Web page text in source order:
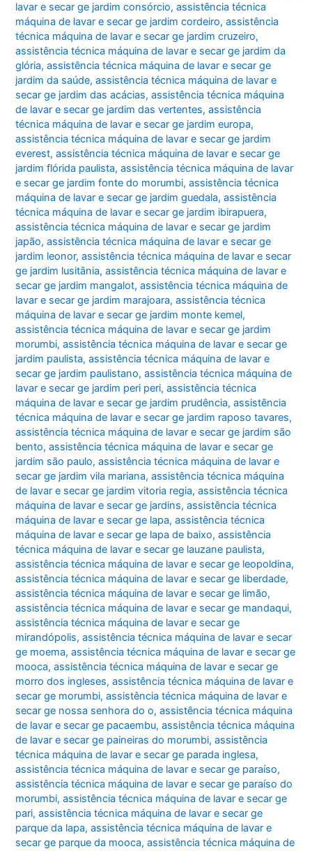
lavar e secar ge jardim consórcio,assistência técnica
máquina de lavar e secar ge jardim cordeiro,assistência
técnica máquina de lavar e secar ge jardim cruzeiro,
assistência técnica máquina de lavar e secar ge jardim da
glória,assistência técnica máquina de lavar e secar ge
jardim da saúde,assistência técnica máquina de lavar e
secar ge jardim das acácias,assistência técnica máquina
de lavar e secar ge jardim das vertentes,assistência
técnica máquina de lavar e secar ge jardim europa,
assistência técnica máquina de lavar e secar ge jardim
everest,assistência técnica máquina de lavar e secar ge
jardim flórida paulista,assistência técnica máquina de lavar
e secar ge jardim fonte do morumbi,assistência técnica
máquina de lavar e secar ge jardim guedala,assistência
técnica máquina de lavar e secar ge jardim ibirapuera,
assistência técnica máquina de lavar e secar ge jardim
japão,assistência técnica máquina de lavar e secar ge
jardim leonor,assistência técnica máquina de lavar e secar
ge jardim lusitânia,assistência técnica máquina de lavar e
secar ge jardim mangalot,assistência técnica máquina de
lavar e secar ge jardim marajoara,assistência técnica
máquina de lavar e secar ge jardim monte kemel,
assistência técnica máquina de lavar e secar ge jardim
morumbi,assistência técnica máquina de lavar e secar ge
jardim paulista,assistência técnica máquina de lavar e
secar ge jardim paulistano,assistência técnica máquina de
lavar e secar ge jardim peri peri,assistência técnica
máquina de lavar e secar ge jardim prudência,assistência
técnica máquina de lavar e secar ge jardim raposo tavares,
assistência técnica máquina de lavar e secar ge jardim são
bento,assistência técnica máquina de lavar e secar ge
jardim são paulo,assistência técnica máquina de lavar e
secar ge jardim vila mariana,assistência técnica máquina
de lavar e secar ge jardim vitoria regia,assistência técnica
máquina de lavar e secar ge jardins,assistência técnica
máquina de lavar e secar ge lapa,assistência técnica
máquina de lavar e secar ge lapa de baixo,assistência
técnica máquina de lavar e secar ge lauzane paulista,
assistência técnica máquina de lavar e secar ge leopoldina,
assistência técnica máquina de lavar e secar ge liberdade,
assistência técnica máquina de lavar e secar ge limão,
assistência técnica máquina de lavar e secar ge mandaqui,
assistência técnica máquina de lavar e secar ge
mirandópolis,assistência técnica máquina de lavar e secar
ge moema,assistência técnica máquina de lavar e secar ge
mooca,assistência técnica máquina de lavar e secar ge
morro dos ingleses,assistência técnica máquina de lavar e
secar ge morumbi,assistência técnica máquina de lavar e
secar ge nossa senhora do o,assistência técnica máquina
de lavar e secar ge pacaembu,assistência técnica máquina
de lavar e secar ge paineiras do morumbi,assistência
técnica máquina de lavar e secar ge parada inglesa,
assistência técnica máquina de lavar e secar ge paraíso,
assistência técnica máquina de lavar e secar ge paraíso do
morumbi,assistência técnica máquina de lavar e secar ge
pari,assistência técnica máquina de lavar e secar ge
parque da lapa,assistência técnica máquina de lavar e
secar ge parque da mooca,assistência técnica máquina de